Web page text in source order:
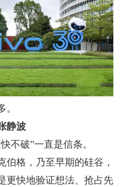
静波
”一直是信条。
，乃至早期的硅谷，
更快地验证想法、抢占先